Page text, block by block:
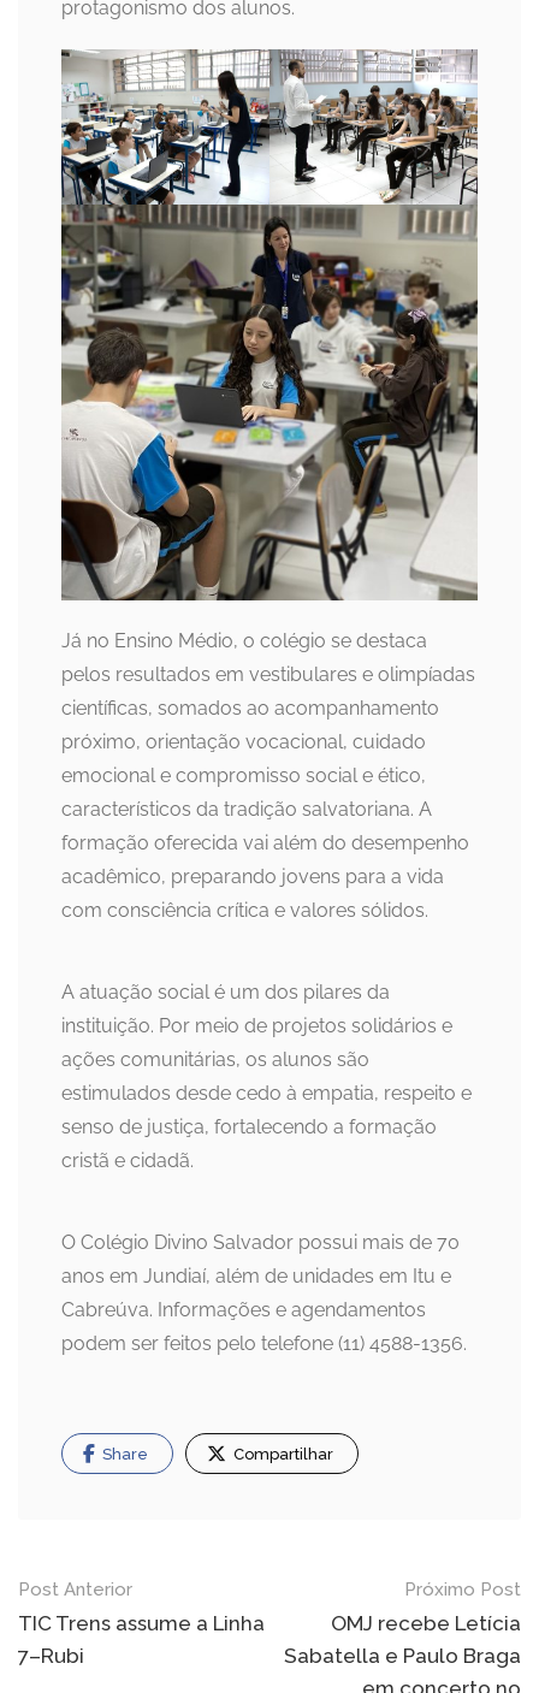
protagonismo dos alunos.
Já no Ensino Médio, o colégio se destaca
pelos resultados em vestibulares e olimpíadas
científicas, somados ao acompanhamento
próximo, orientação vocacional, cuidado
emocional e compromisso social e ético,
característicos da tradição salvatoriana. A
formação oferecida vai além do desempenho
acadêmico, preparando jovens para a vida
com consciência crítica e valores sólidos.
A atuação social é um dos pilares da
instituição. Por meio de projetos solidários e
ações comunitárias, os alunos são
estimulados desde cedo à empatia, respeito e
senso de justiça, fortalecendo a formação
cristã e cidadã.
O Colégio Divino Salvador possui mais de 70
anos em Jundiaí, além de unidades em Itu e
Cabreúva. Informações e agendamentos
podem ser feitos pelo telefone (11) 4588-1356.
Share Compartilhar
Navegação
de
Post
Post Anterior
TIC Trens assume a Linha
7–Rubi
Próximo Post
OMJ recebe Letícia
Sabatella e Paulo Braga
em concerto no